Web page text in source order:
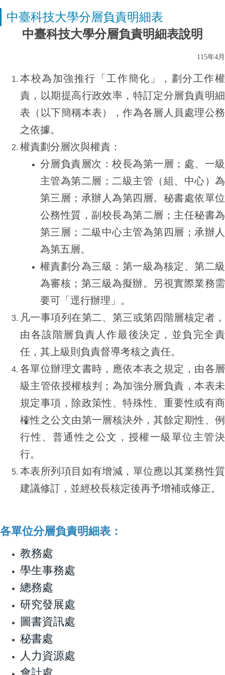
中臺科技大學分層負責明細表
中臺科技大學分層負責明細表說明
115年4月
本校為加強推行「工作簡化」，劃分工作權
責，以期提高行政效率，特訂定分層負責明細
表（以下簡稱本表），作為各層人員處理公務
之依據。
權責劃分層次與權責：
分層負責層次：校長為第一層；處、一級
主管為第二層；二級主管（組、中心）為
第三層；承辦人為第四層。秘書處依單位
公務性質，副校長為第二層；主任秘書為
第三層；二級中心主管為第四層；承辦人
為第五層。
權責劃分為三級：第一級為核定、第二級
為審核；第三級為擬辦。另視實際業務需
要可「逕行辦理」。
凡一事項列在第二、第三或第四階層核定者，
由各該階層負責人作最後決定，並負完全責
任，其上級則負責督導考核之責任。
各單位辦理文書時，應依本表之規定，由各層
級主管依授權核判；為加強分層負責，本表未
規定事項，除政策性、特殊性、重要性或有商
榷性之公文由第一層核決外，其餘定期性、例
行性、普通性之公文，授權一級單位主管決
行。
本表所列項目如有增減，單位應以其業務性質
建議修訂，並經校長核定後再予增補或修正。
各單位分層負責明細表：
教務處
學生事務處
總務處
研究發展處
圖書資訊處
秘書處
人力資源處